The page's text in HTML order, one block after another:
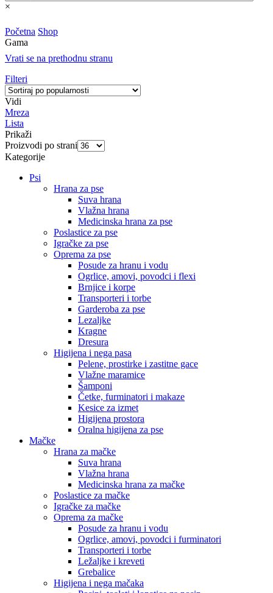
×
Početna Shop
Gama
Vrati se na prethodnu stranu
Filteri
Vidi
Mreza
Lista
Prikaži
Proizvodi po strani
Kategorije
Psi
Hrana za pse
Suva hrana
Vlažna hrana
Medicinska hrana za pse
Poslastice za pse
Igračke za pse
Oprema za pse
Posude za hranu i vodu
Ogrlice, amovi, povodci i flexi
Brnjice i korpe
Transporteri i torbe
Garderoba za pse
Lezaljke
Kragne
Dresura
Higijena i nega pasa
Pelene, prostirke i zastitne gace
Vlažne maramice
Šamponi
Četke, furminatori i makaze
Kesice za izmet
Higijena prostora
Oralna higijena za pse
Mačke
Hrana za mačke
Suva hrana
Vlažna hrana
Medicinska hrana za mačke
Poslastice za mačke
Igračke za mačke
Oprema za mačke
Posude za hranu i vodu
Ogrlice, amovi, povodci i furminatori
Transporteri i torbe
Ležaljke i kreveti
Grebalice
Higijena i nega mačaka